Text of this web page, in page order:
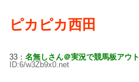
ピカピカ西田
33： 名無しさん＠実況で競馬板アウト
ID:6/w3Zb9x0.net